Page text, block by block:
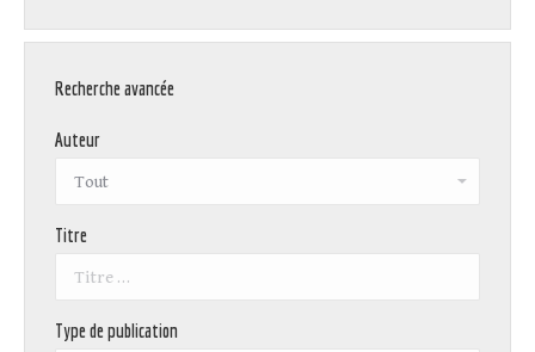
Recherche avancée
Auteur
Titre
Type de publication